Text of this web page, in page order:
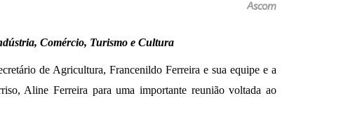
Ascom
Comércio, Turismo e Cultura
de Agricultura, Francenildo Ferreira e sua equipe e a
Aline Ferreira para uma importante reunião voltada ao